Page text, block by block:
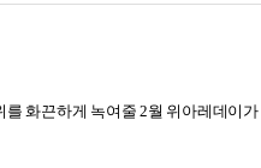
를 화끈하게 녹여줄2월 위아레데이가